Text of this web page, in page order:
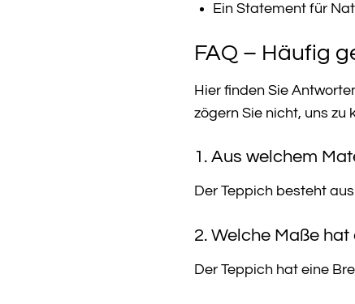
Ein Statement für
FAQ – Häufig
Hier finden Sie
zögern Sie nicht, uns zu
1. Aus welchem
Der Teppich besteht
2. Welche Maße
Der Teppich hat eine